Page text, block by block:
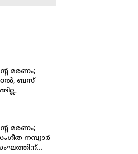
മരണം;
ബസ്
മരണം;
നമ്പ്യാര്‍